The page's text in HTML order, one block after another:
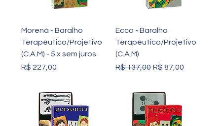
Morená - Baralho
Terapêutico/Projetivo
(C.A.M) - 5 x sem juros
Preço
R$ 227,00
Ecco - Baralho
Terapêutico/Projetivo
(C.A.M)
Preço normal
R$ 137,00 Preço promocional
R$ 87,00